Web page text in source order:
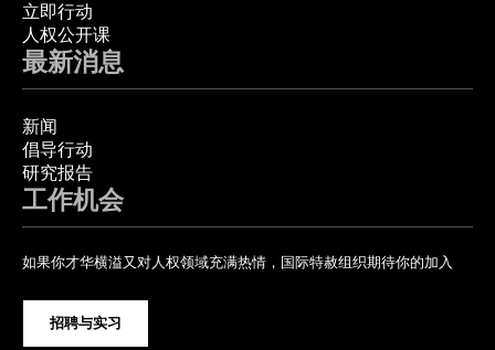
立即行动
人权公开课
最新消息
新闻
倡导行动
研究报告
工作机会
如果你才华横溢又对人权领域充满热情，国际特赦组织期待你的加入
招聘与实习